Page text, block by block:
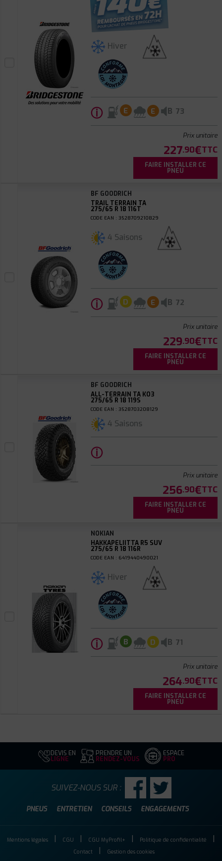
Hiver
ⓘ E E B 73
Prix unitaire
227.90€TTC
FAIRE INSTALLER CE
PNEU
BF GOODRICH
TRAIL TERRAIN TA
275/65 R 18 116T
CODE EAN : 3528709210829
4 Saisons
ⓘ D E B 72
Prix unitaire
229.90€TTC
FAIRE INSTALLER CE
PNEU
BF GOODRICH
ALL-TERRAIN TA KO3
275/65 R 18 119S
CODE EAN : 3528703208129
4 Saisons
ⓘ
Prix unitaire
256.90€TTC
FAIRE INSTALLER CE
PNEU
NOKIAN
HAKKAPELIITTA R5 SUV
275/65 R 18 116R
CODE EAN : 6419440490021
Hiver
ⓘ B D B 71
Prix unitaire
264.90€TTC
FAIRE INSTALLER CE
PNEU
DEVIS EN
LIGNE
PRENDRE UN
RENDEZ-VOUS
ESPACE
PRO
PNEUS ENTRETIEN CONSEILS ENGAGEMENTS
SUIVEZ-NOUS SUR :
Mentions légales CGU CGU MyProfil+
Politique de confidentialité
Contact
Gestion des cookies